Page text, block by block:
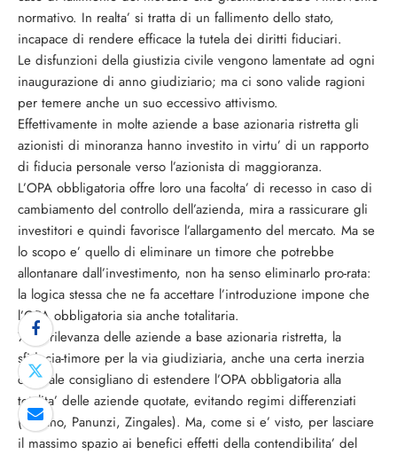
normativo. In realta’ si tratta di un fallimento dello stato,
incapace di rendere efficace la tutela dei diritti fiduciari.
Le disfunzioni della giustizia civile vengono lamentate ad ogni
inaugurazione di anno giudiziario; ma ci sono valide ragioni
per temere anche un suo eccessivo attivismo.
Effettivamente in molte aziende a base azionaria ristretta gli
azionisti di minoranza hanno investito in virtu’ di un rapporto
di fiducia personale verso l’azionista di maggioranza.
L’OPA obbligatoria offre loro una facolta’ di recesso in caso di
cambiamento del controllo dell’azienda, mira a rassicurare gli
investitori e quindi favorisce l’allargamento del mercato. Ma se
lo scopo e’ quello di eliminare un timore che potrebbe
allontanare dall’investimento, non ha senso eliminarlo pro-rata:
la logica stessa che ne fa accettare l’introduzione impone che
l’OPA obbligatoria sia anche totalitaria.
7. La rilevanza delle aziende a base azionaria ristretta, la
sfiducia-timore per la via giudiziaria, anche una certa inerzia
culturale consigliano di estendere l’OPA obbligatoria alla
totalita’ delle aziende quotate, evitando regimi differenziati
(Pagano, Panunzi, Zingales). Ma, come si e’ visto, per lasciare
il massimo spazio ai benefici effetti della contendibilita’ del